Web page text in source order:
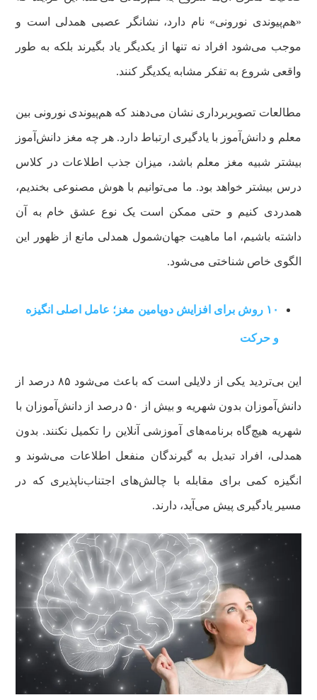
«هم‌پیوندی نورونی» نام دارد، نشانگر عصبی همدلی است و
موجب می‌شود افراد نه تنها از یکدیگر یاد بگیرند بلکه به طور
واقعی شروع به تفکر مشابه یکدیگر کنند.
مطالعات تصویربرداری نشان می‌دهند که هم‌پیوندی نورونی بین
معلم و دانش‌آموز با یادگیری ارتباط دارد. هر چه مغز دانش‌آموز
بیشتر شبیه مغز معلم باشد، میزان جذب اطلاعات در کلاس
درس بیشتر خواهد بود. ما می‌توانیم با هوش مصنوعی بخندیم،
همدردی کنیم و حتی ممکن است یک نوع عشق خام به آن
داشته باشیم، اما ماهیت جهان‌شمول همدلی مانع از ظهور این
الگوی خاص شناختی می‌شود.
۱۰ روش برای افزایش دوپامین مغز؛ عامل اصلی انگیزه
و حرکت
این بی‌تردید یکی از دلایلی است که باعث می‌شود ۸۵ درصد از
دانش‌آموزان بدون شهریه و بیش از ۵۰ درصد از دانش‌آموزان با
شهریه هیچ‌گاه برنامه‌های آموزشی آنلاین را تکمیل نکنند. بدون
همدلی، افراد تبدیل به گیرندگان منفعل اطلاعات می‌شوند و
انگیزه کمی برای مقابله با چالش‌های اجتناب‌ناپذیری که در
مسیر یادگیری پیش می‌آید، دارند.